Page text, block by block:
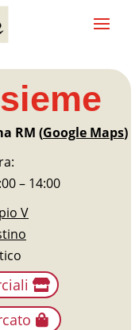
RM (Google Maps)
– 14:00
V